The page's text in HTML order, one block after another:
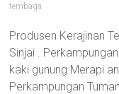
tembaga
Produsen Kerajinan
Sinjai .
kaki gunung Merapi
Perkampungan